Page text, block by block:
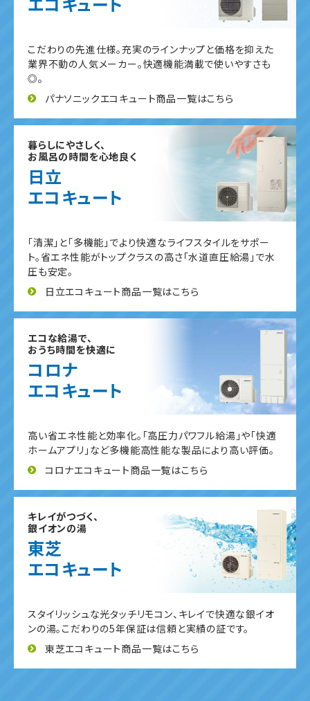
こだわりの先進仕様。充実のラインナップと価格を抑えた
業界不動の人気メーカー。快適機能満載で使いやすさも
◎。
パナソニックエコキュート商品一覧はこちら
暮らしにやさしく、
お風呂の時間を心地良く
日立
エコキュート
「清潔」と「多機能」でより快適なライフスタイルをサポー
ト。省エネ性能がトップクラスの高さ「水道直圧給湯」で水
圧も安定。
日立エコキュート商品一覧はこちら
エコな給湯で、
おうち時間を快適に
コロナ
エコキュート
高い省エネ性能と効率化。「高圧力パワフル給湯」や「快適
ホームアプリ」など多機能高性能な製品により高い評価。
コロナエコキュート商品一覧はこちら
キレイがつづく、
銀イオンの湯
東芝
エコキュート
スタイリッシュな光タッチリモコン、キレイで快適な銀イオ
ンの湯。こだわりの5年保証は信頼と実績の証です。
東芝エコキュート商品一覧はこちら